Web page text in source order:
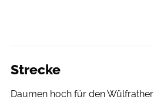
Strecke
Daumen hoch für den